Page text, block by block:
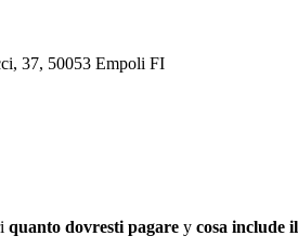
37, 50053 Empoli FI
quanto dovresti pagare y cosa include